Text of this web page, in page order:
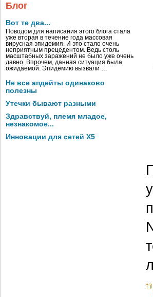
Блог
Вот те два...
Поводом для написания этого блога стала
уже вторая в течение года массовая
вирусная эпидемия. И это стало очень
неприятным прецедентом. Ведь столь
масштабных заражений не было уже очень
давно. Впрочем, данная ситуация была
ожидаемой. Эпидемию вызвали …
Не все апдейты одинаково
полезны
Утечки бывают разными
Здравствуй, племя младое,
незнакомое...
Инновации для сетей X5